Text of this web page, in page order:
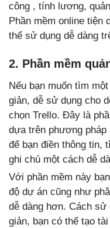
công , tính lương,
Phần mềm online tiện
thể sử dụng dễ dàng
2. Phần mềm
Nếu bạn muốn tìm
giản, dễ sử dụng cho
chọn Trello. Đây là
dựa trên phương pháp
để bạn điền thông tin,
ghi chú một cách dễ
Với phần mềm này
độ dự án cũng như
dễ dàng hơn. Cách sử
giản, bạn có thể tạo